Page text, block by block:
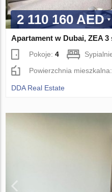
2 110 160 AED
Apartament w Dubai, ZEA 3
Pokoje:4
Powierzchnia
DDA Real Estate